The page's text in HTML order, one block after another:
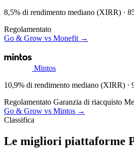
8,5% di rendimento mediano (XIRR) ·
Regolamentato
Go & Grow vs Monefit →
Mintos
10,9% di rendimento mediano (XIRR) ·
Regolamentato Garanzia di riacquisto
Go & Grow vs Mintos →
Classifica
Le migliori piattaforme